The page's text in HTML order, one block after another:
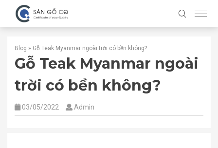
Blog » Gỗ Teak Myanmar ngoài trời có bền không?
Gỗ Teak Myanmar ngoài
trời có bền không?
03/05/2022 Admin